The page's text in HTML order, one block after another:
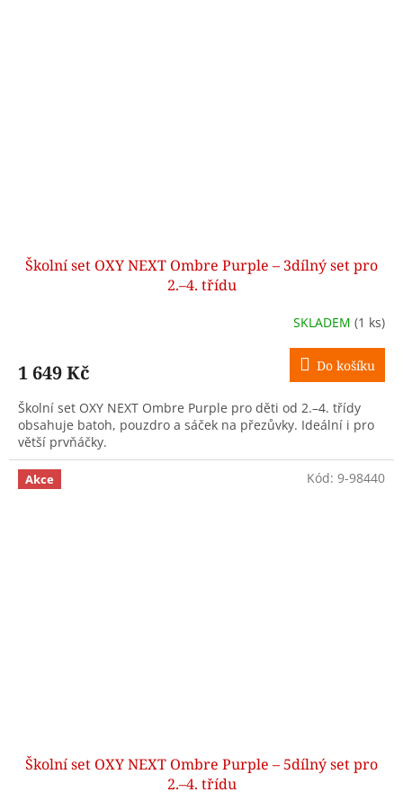
Školní set OXY NEXT Ombre Purple – 3dílný set pro
2.–4. třídu
SKLADEM (1 ks)
1 649 Kč Do košíku
Školní set OXY NEXT Ombre Purple pro děti od 2.–4. třídy
obsahuje batoh, pouzdro a sáček na přezůvky. Ideální i pro
větší prvňáčky.
Akce
Školní set OXY NEXT Ombre Purple – 5dílný set pro
2.–4. třídu
Kód: 9-98440